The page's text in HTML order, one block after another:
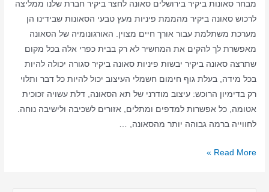
מבחר סאונות ביקיר בירושלים סאונה לחצר ביקיר חברת שלנו ממליצה
לרכוש סאונה ביקיר מהממת פיניות מעץ טבעי הסאונות שבידינו הן
מערכת משתלמת עבור אורך חיים מצוין. האורגונומיה של הסאונה
מאפשרת לך להקים את המחשיר לא רק בבית כפרי אלה בכל מקום
שתרצה סאונה ביקיר יבשות פיניות סאונה ביקיר סגורה יכולה להיות
בכל מידה, בעלת גוף חימום חשמלי העיצוב יכול להיות כל דבר ותלוי
רק בדימיון הרוכש: עיצוב מודרני של תא הסאונה, דלת עשויה זכוכית
אטומה, כל אפשרות למדפים ומתלים, אזורים לשכיבה ולישיבה נוחה.
לחווייה ברמה גבוהה יותר מהסאונה, …
סאונה
Read More »